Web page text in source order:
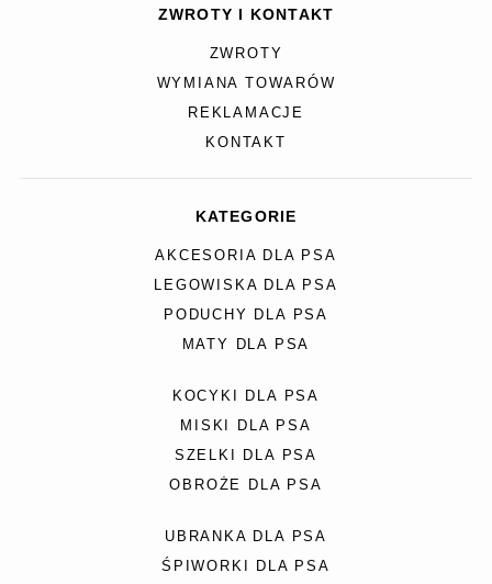
ZWROTY I KONTAKT
ZWROTY
WYMIANA TOWARÓW
REKLAMACJE
KONTAKT
KATEGORIE
AKCESORIA DLA PSA
LEGOWISKA DLA PSA
PODUCHY DLA PSA
MATY DLA PSA
KOCYKI DLA PSA
MISKI DLA PSA
SZELKI DLA PSA
OBROŻE DLA PSA
UBRANKA DLA PSA
ŚPIWORKI DLA PSA